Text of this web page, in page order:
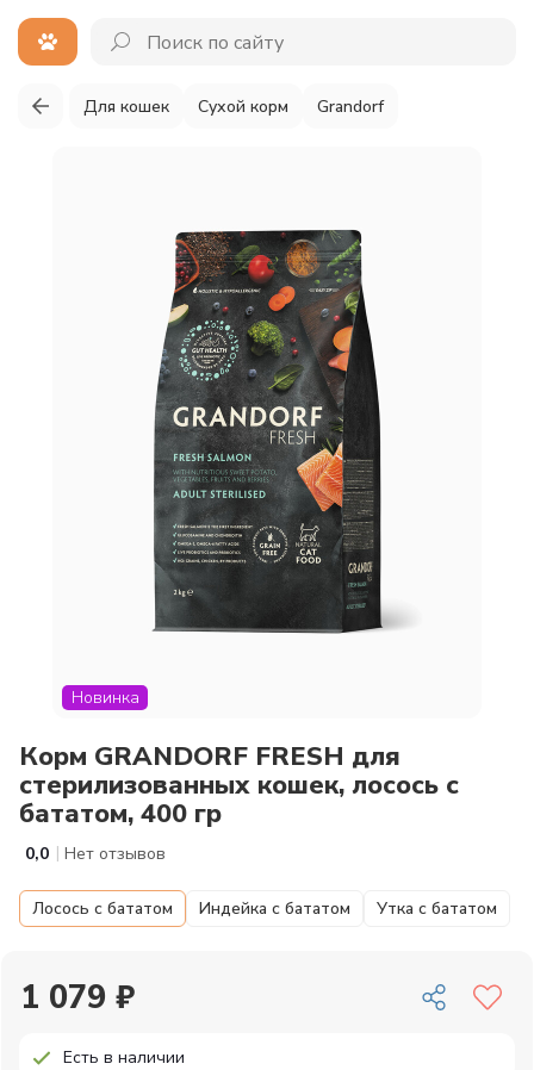
Для кошек Сухой корм Grandorf
Новинка
Корм GRANDORF FRESH для
стерилизованных кошек, лосось с
бататом, 400 гр
0,0 | Нет отзывов
Лосось с бататом Индейка с бататом Утка с бататом
1 079 ₽
Есть в наличии